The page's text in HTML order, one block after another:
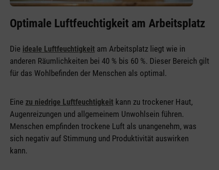
Optimale Luftfeuchtigkeit am Arbeitsplatz
Die ideale Luftfeuchtigkeit am Arbeitsplatz liegt wie in
anderen Räumlichkeiten bei 40 % bis 60 %. Dieser Bereich gilt
für das Wohlbefinden der Menschen als optimal.
Eine zu niedrige Luftfeuchtigkeit kann zu trockener Haut,
Augenreizungen und allgemeinem Unwohlsein führen.
Menschen empfinden trockene Luft als unangenehm, was
sich negativ auf Stimmung und Produktivität auswirken
kann.